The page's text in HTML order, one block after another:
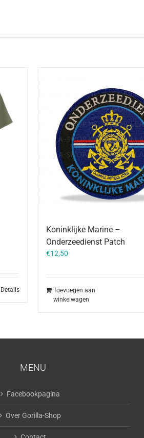
Details
Koninklijke Marine –
Onderzeedienst Patch
€12,50
Toevoegen aan
winkelwagen
MENU
Facebookpagina
Over Gorilla-Shop